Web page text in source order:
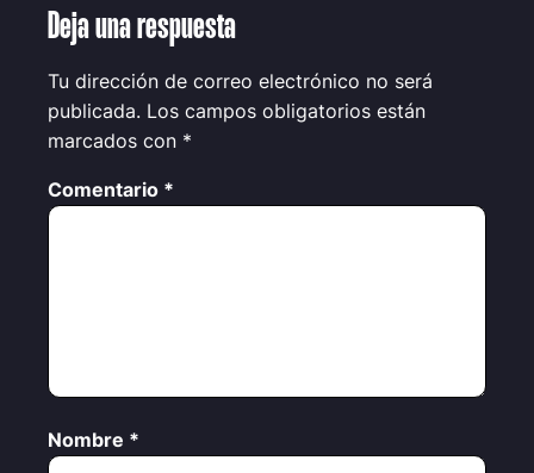
Deja una respuesta
Tu dirección de correo electrónico no será
publicada. Los campos obligatorios están
marcados con *
Comentario *
Nombre *